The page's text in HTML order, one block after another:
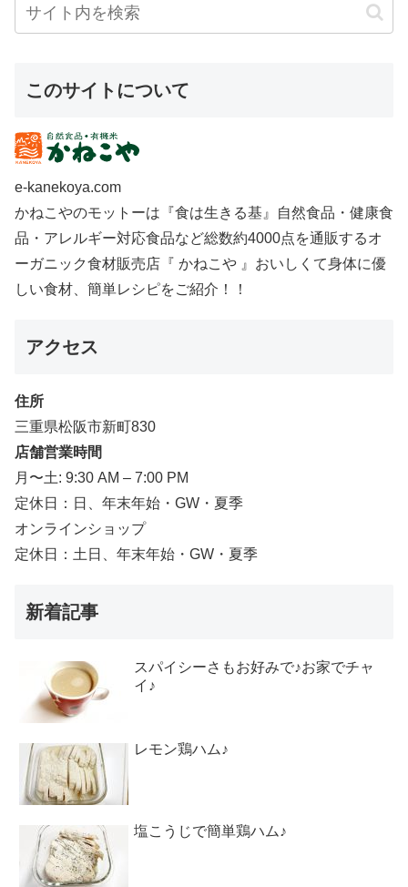
このサイトについて
e-kanekoya.com
かねこやのモットーは『食は生きる基』自然食品・健康食
品・アレルギー対応食品など総数約4000点を通販するオ
ーガニック食材販売店『 かねこや 』おいしくて身体に優
しい食材、簡単レシピをご紹介！！
アクセス
住所
三重県松阪市新町830
店舗営業時間
月〜土: 9:30 AM – 7:00 PM
定休日：日、年末年始・GW・夏季
オンラインショップ
定休日：土日、年末年始・GW・夏季
新着記事
スパイシーさもお好みで♪お家でチャ
イ♪
レモン鶏ハム♪
塩こうじで簡単鶏ハム♪